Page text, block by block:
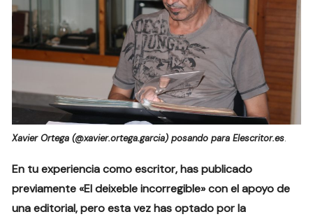
Xavier Ortega (@xavier.ortega.garcia) posando para Elescritor.es.
En tu experiencia como escritor, has publicado
previamente «El deixeble incorregible» con el apoyo de
una editorial, pero esta vez has optado por la